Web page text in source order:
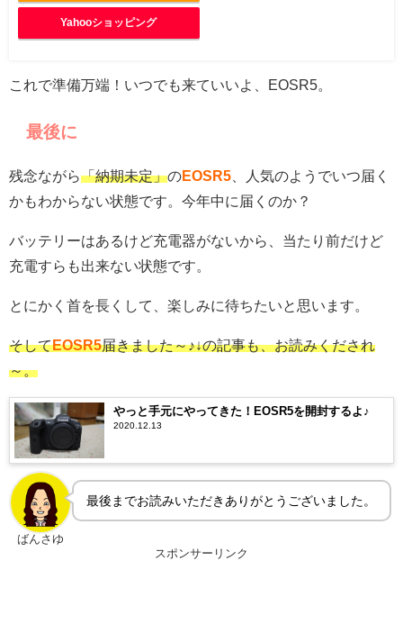
Yahooショッピング
これで準備万端！いつでも来ていいよ、EOSR5。
最後に
残念ながら「納期未定」のEOSR5 、人気のようでいつ届く
かもわからない状態です。今年中に届くのか？
バッテリーはあるけど充電器がないから、当たり前だけど
充電すらも出来ない状態です。
とにかく首を長くして、楽しみに待ちたいと思います。
そしてEOSR5届きました～♪↓の記事も、お読みくだされ
～。
やっと手元にやってきた！EOSR5を開封するよ♪
2020.12.13
ばんさゆ
最後までお読みいただきありがとうございました。
スポンサーリンク